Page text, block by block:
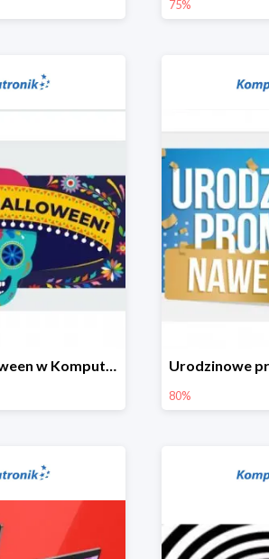
75%
Okazje na Halloween w Komputronik do -80%
80%